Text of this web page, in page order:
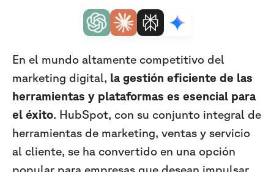
En el mundo altamente competitivo del
marketing digital, la gestión eficiente de las
herramientas y plataformas es esencial para
el éxito. HubSpot, con su conjunto integral de
herramientas de marketing, ventas y servicio
al cliente, se ha convertido en una opción